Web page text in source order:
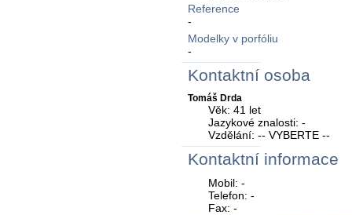
Reference
-
Modelky v porfóliu
-
Kontaktní osoba
Tomáš Drda
Věk: 41 let
Jazykové znalosti: -
Vzdělání: -- VYBERTE --
Kontaktní informace
Mobil: -
Telefon: -
Fax: -